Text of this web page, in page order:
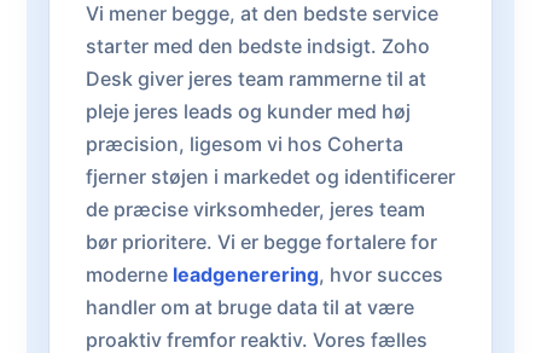
Vi mener begge, at den bedste service
starter med den bedste indsigt. Zoho
Desk giver jeres team rammerne til at
pleje jeres leads og kunder med høj
præcision, ligesom vi hos Coherta
fjerner støjen i markedet og identificerer
de præcise virksomheder, jeres team
bør prioritere. Vi er begge fortalere for
moderne leadgenerering, hvor succes
handler om at bruge data til at være
proaktiv fremfor reaktiv. Vores fælles